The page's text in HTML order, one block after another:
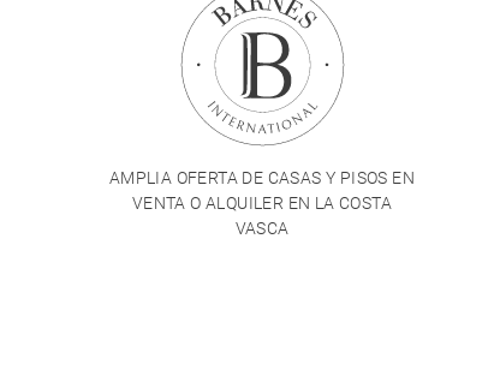
AMPLIA OFERTA DE CASAS Y PISOS EN
VENTA O ALQUILER EN LA COSTA
VASCA